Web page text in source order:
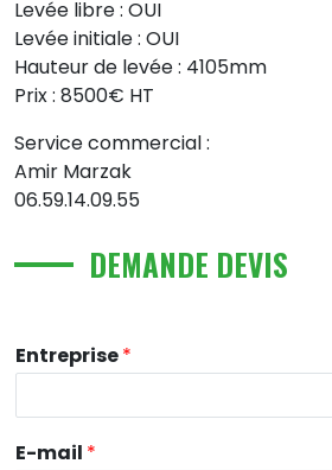
Levée libre : OUI
Levée initiale : OUI
Hauteur de levée : 4105mm
Prix : 8500€ HT
Service commercial :
Amir Marzak
06.59.14.09.55
DEMANDE DEVIS
Entreprise*
E-mail *